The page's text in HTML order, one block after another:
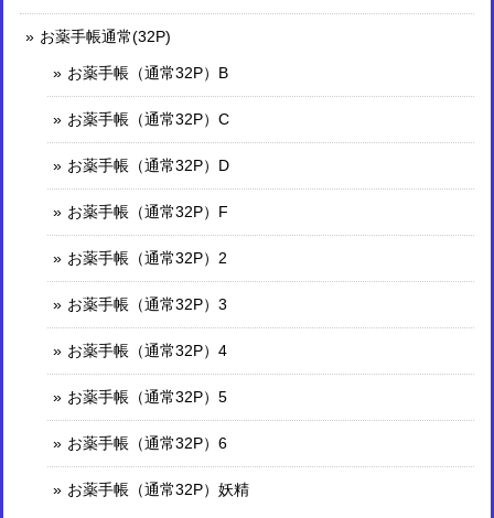
お薬手帳通常(32P)
お薬手帳（通常32P）B
お薬手帳（通常32P）C
お薬手帳（通常32P）D
お薬手帳（通常32P）F
お薬手帳（通常32P）2
お薬手帳（通常32P）3
お薬手帳（通常32P）4
お薬手帳（通常32P）5
お薬手帳（通常32P）6
お薬手帳（通常32P）妖精